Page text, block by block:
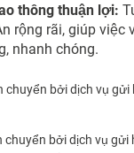
thông thuận lợi:
rộng rãi, giúp việc
nhanh chóng.
chuyển bởi dịch vụ gửi